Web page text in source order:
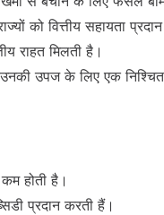
को वित्तीय सहायता
राहत मिलती है।
उपज के लिए एक निश्चित
होती है।
प्रदान करती हैं।